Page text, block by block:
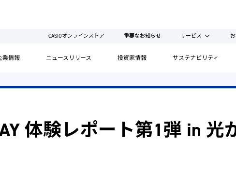
CASIOオンラインストア 重要なお知らせ サービス
業情報 ニュースリリース 投資家情報 サステナビリティ
体験レポート第1弾 in 光